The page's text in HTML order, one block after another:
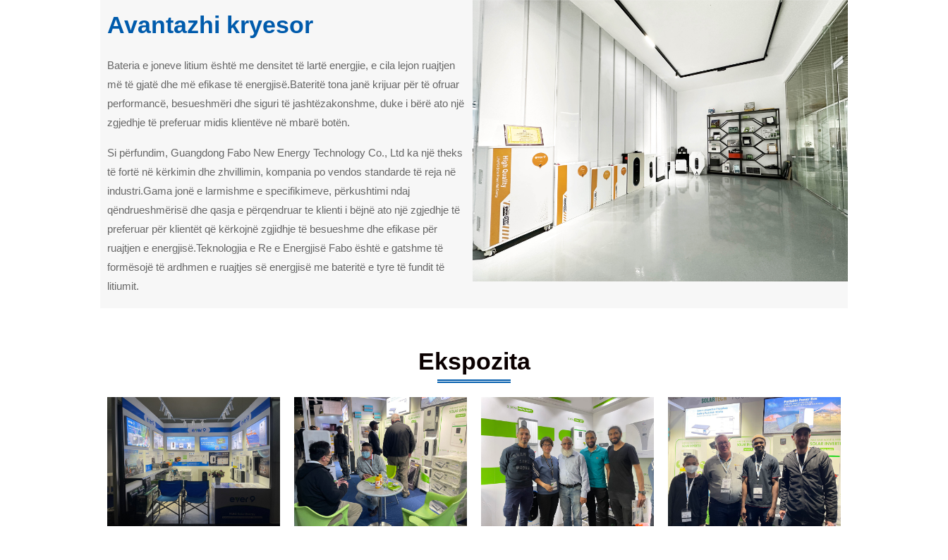
Avantazhi kryesor
Bateria e joneve litium është me densitet të lartë energjie, e cila lejon ruajtjen
më të gjatë dhe më efikase të energjisë.Bateritë tona janë krijuar për të ofruar
performancë, besueshmëri dhe siguri të jashtëzakonshme, duke i bërë ato një
zgjedhje të preferuar midis klientëve në mbarë botën.
Si përfundim, Guangdong Fabo New Energy Technology Co., Ltd ka një theks
të fortë në kërkimin dhe zhvillimin, kompania po vendos standarde të reja në
industri.Gama jonë e larmishme e specifikimeve, përkushtimi ndaj
qëndrueshmërisë dhe qasja e përqendruar te klienti i bëjnë ato një zgjedhje të
preferuar për klientët që kërkojnë zgjidhje të besueshme dhe efikase për
ruajtjen e energjisë.Teknologjia e Re e Energjisë Fabo është e gatshme të
formësojë të ardhmen e ruajtjes së energjisë me bateritë e tyre të fundit të
litiumit.
Ekspozita